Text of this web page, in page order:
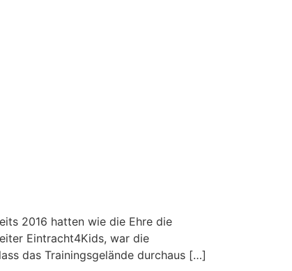
2016 hatten wie die Ehre die
Eintracht4Kids, war die
das Trainingsgelände durchaus […]